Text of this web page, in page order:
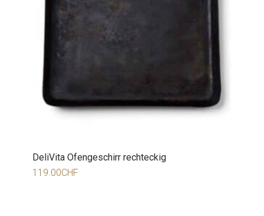
DeliVita Ofengeschirr rechteckig
119.00CHF